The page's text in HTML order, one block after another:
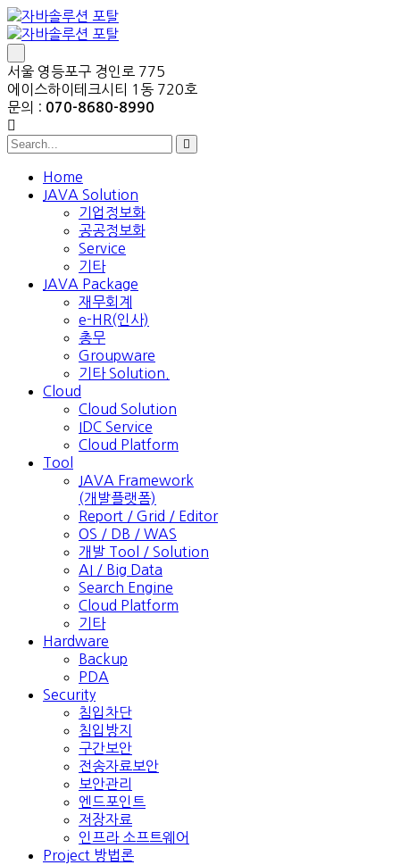
서울 영등포구 경인로 775
에이스하이테크시티 1동 720호
문의 : 070-8680-8990
Home
JAVA Solution
기업정보화
공공정보화
Service
기타
JAVA Package
재무회계
e-HR(인사)
총무
Groupware
기타 Solution.
Cloud
Cloud Solution
IDC Service
Cloud Platform
Tool
JAVA Framework
(개발플랫폼)
Report / Grid / Editor
OS / DB / WAS
개발 Tool / Solution
AI / Big Data
Search Engine
Cloud Platform
기타
Hardware
Backup
PDA
Security
침입차단
침입방지
구간보안
전송자료보안
보안관리
엔드포인트
저장자료
인프라 소프트웨어
Project 방법론